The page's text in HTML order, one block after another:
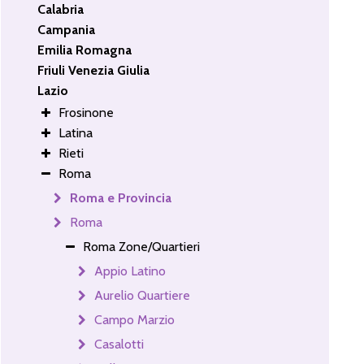
Calabria
Campania
Emilia Romagna
Friuli Venezia Giulia
Lazio
Frosinone
Latina
Rieti
Roma
Roma e Provincia
Roma
Roma Zone/Quartieri
Appio Latino
Aurelio Quartiere
Campo Marzio
Casalotti